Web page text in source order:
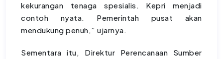
kekurangan tenaga spesialis. Kepri menjadi
contoh nyata. Pemerintah pusat akan
mendukung penuh,” ujarnya.
Sementara itu, Direktur Perencanaan Sumber